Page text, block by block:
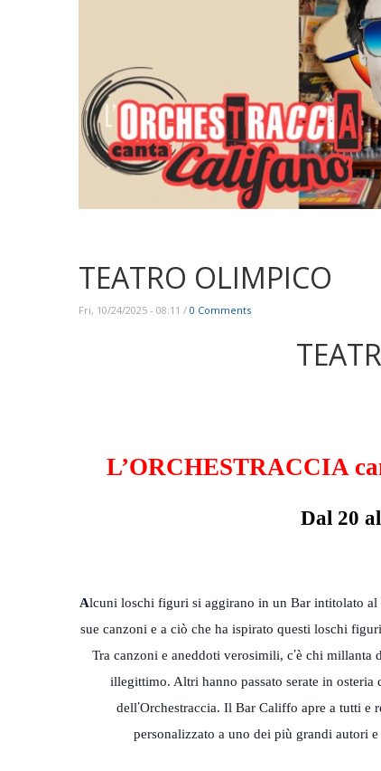
TEATRO OLIMPICO
Fri, 10/24/2025 - 08:11 / 0 Comments
L’ORCHESTRACCIA
Dal 20
Alcuni loschi figuri si aggirano in un Bar intitolato
sue canzoni e a ciò che ha ispirato questi loschi
Tra canzoni e aneddoti verosimili, c’è chi millanta
illegittimo. Altri hanno passato serate in
dell’Orchestraccia. Il Bar Califfo apre a tutti e
personalizzato a uno dei più grandi autori